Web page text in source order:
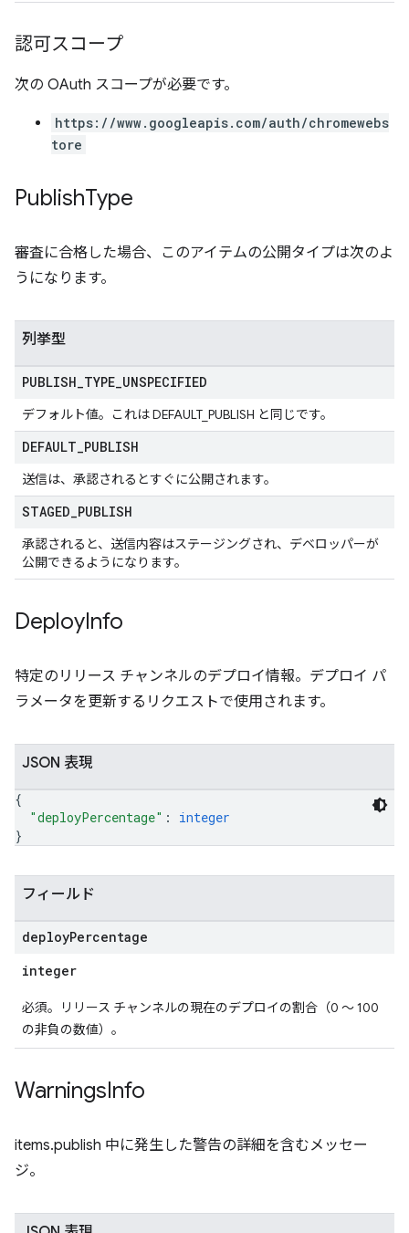
認可スコープ
次の OAuth スコープが必要です。
https://www.googleapis.com/auth/chromewebs
tore
PublishType
審査に合格した場合、このアイテムの公開タイプは次のよ
うになります。
列挙型
PUBLISH TYPE UNSPECIFIED
デフォルト値。これは DEFAULT_PUBLISH と同じです。
DEFAULT PUBLISH
送信は、承認されるとすぐに公開されます。
STAGED PUBLISH
承認されると、送信内容はステージングされ、デベロッパーが
公開できるようになります。
DeployInfo
特定のリリース チャンネルのデプロイ情報。デプロイ パ
ラメータを更新するリクエストで使用されます。
JSON 表現
{
"deployPercentage" : integer
}
フィールド
deployPercentage
integer
必須。リリース チャンネルの現在のデプロイの割合（0 ～ 100
の非負の数値）。
WarningsInfo
items.publish 中に発生した警告の詳細を含むメッセー
ジ。